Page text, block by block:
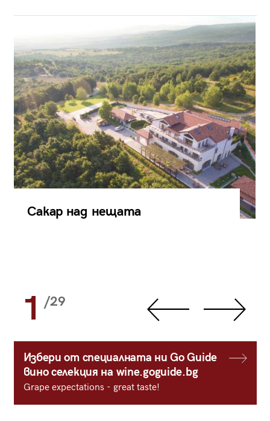
Сакар над нещата
1 /29
Избери от специалната ни Go Guide
вино селекция на wine.goguide.bg
Grape expectations - great taste!